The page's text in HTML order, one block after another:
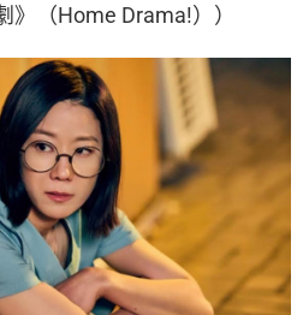
》（Home Drama!））